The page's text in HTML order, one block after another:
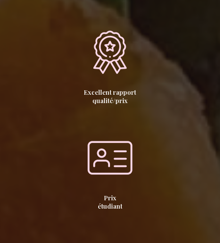
Excellent rapport
qualité/prix
Prix
étudiant